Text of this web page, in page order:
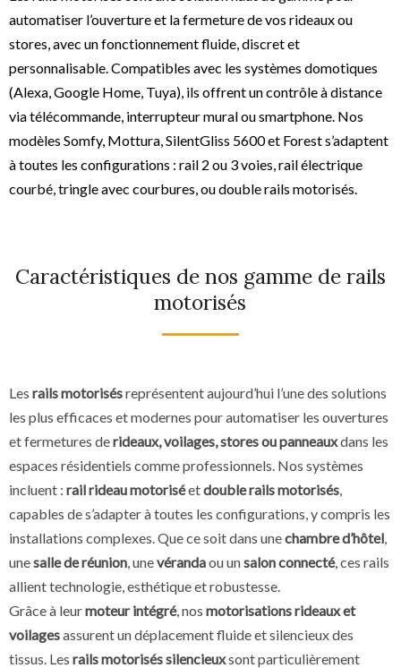
automatiser l’ouverture et la fermeture de vos rideaux ou
stores, avec un fonctionnement fluide, discret et
personnalisable. Compatibles avec les systèmes domotiques
(Alexa, Google Home, Tuya), ils offrent un contrôle à distance
via télécommande, interrupteur mural ou smartphone. Nos
modèles Somfy, Mottura, SilentGliss 5600 et Forest s’adaptent
à toutes les configurations : rail 2 ou 3 voies, rail électrique
courbé, tringle avec courbures, ou double rails motorisés.
Caractéristiques de nos gamme de rails
motorisés
Les rails motorisésreprésentent aujourd’hui l’une des solutions
les plus efficaces et modernes pour automatiser les ouvertures
et fermetures derideaux, voilages, stores ou panneauxdans les
espaces résidentiels comme professionnels. Nos systèmes
incluent : rail rideau motoriséetdouble rails motorisés,
capables de s’adapter à toutes les configurations, y compris les
installations complexes. Que ce soit dans unechambre d’hôtel,
unesalle de réunion, unevérandaou unsalon connecté, ces rails
allient technologie, esthétique et robustesse.
Grâce à leurmoteur intégré, nos motorisations rideaux et
voilagesassurent un déplacement fluide et silencieux des
tissus. Les rails motorisés silencieuxsont particulièrement